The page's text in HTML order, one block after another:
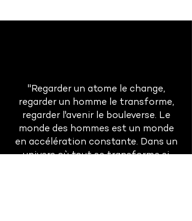
"Regarder un atome le change,
regarder un homme le transforme,
regarder l'avenir le bouleverse. Le
monde des hommes est un monde
en accélération constante. Dans un
univers où tout se transforme si